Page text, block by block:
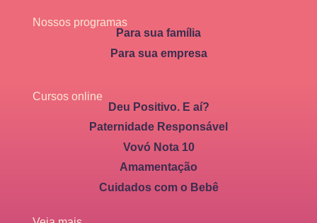
Nossos programas
Para sua família
Para sua empresa
Cursos online
Deu Positivo. E aí?
Paternidade Responsável
Vovó Nota 10
Amamentação
Cuidados com o Bebê